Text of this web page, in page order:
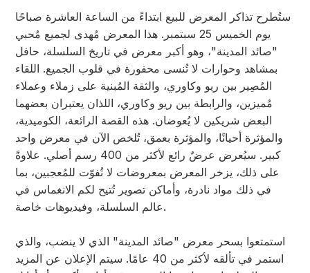
ستُطرح تذاكر المعرض للبيع ابتداءً من الساعة العاشرة صباحًا
يوم الخميس 25 سبتمبر. هذا المعرض مُهدى لجميع مُحبي
"صائد المدينة"، وهو أكبر معرض في تاريخ السلسلة، حافل
بمشاهد وحوارات لا تُنسى محفورة في قلوب الجميع. اللقاء
المُصِير بين ريو وكاوري، والثقة المُبنية على زملاء وعملاء
مُميزين، والرابطة بين ريو وكاوري، اللذان يعتبران بعضهما
البعض شريكين لا يُعوضان. هذه القصة الرائعة، الكوميدية،
والمؤثرة أحيانًا، والمؤثرة بعمق، تُلخص الآن في معرض واحد
كبير. سيُعرض عرضٌ رائع لأكثر من 400 رسم أصلي. علاوةً
على ذلك، يزخر المعرض بمعروضات لا تُفوّت للمُعجبين، بما
في ذلك مواد نادرة، وأماكن تصوير تُتيح لكم الانغماس في
عالم السلسلة، وفيديوهات خاصة.
استمتعوا بسحر معرض "صائد المدينة" الذي لا ينضب، والذي
استمر في تألقه لأكثر من 40 عامًا. سيتم الإعلان عن المزيد